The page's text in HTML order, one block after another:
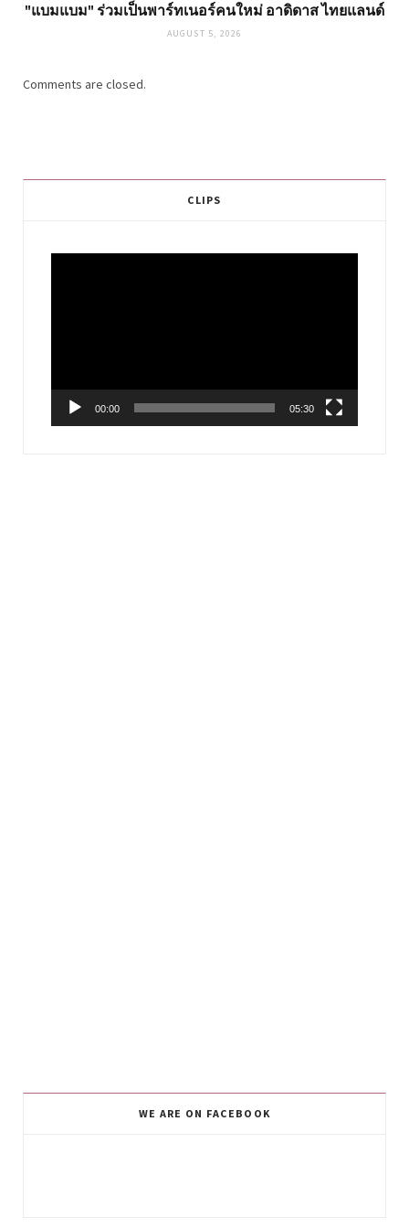
"แบมแบม" ร่วมเป็นพาร์ทเนอร์คนใหม่ อาดิดาส ไทยแลนด์
AUGUST 5, 2026
Comments are closed.
CLIPS
00:00 05:30
WE ARE ON FACEBOOK